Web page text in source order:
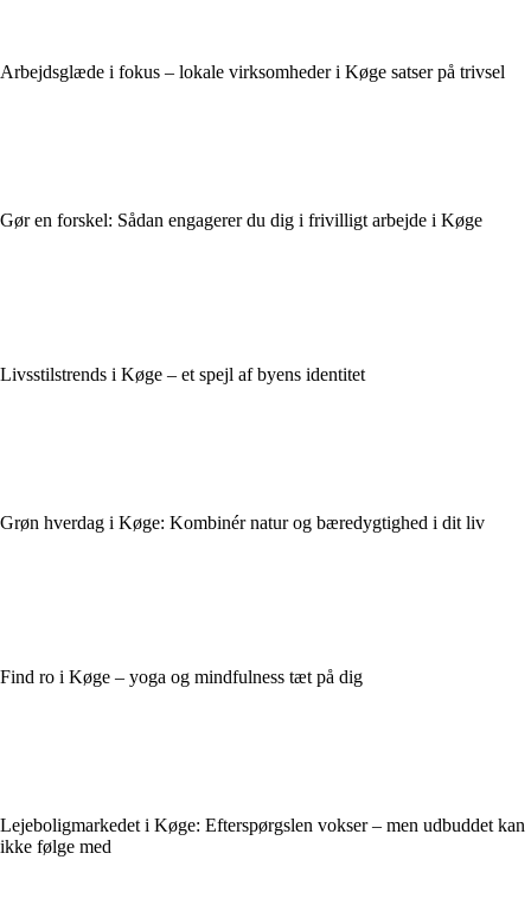
Arbejdsglæde i fokus – lokale virksomheder i Køge satser på trivsel
Gør en forskel: Sådan engagerer du dig i frivilligt arbejde i Køge
Livsstilstrends i Køge – et spejl af byens identitet
Grøn hverdag i Køge: Kombinér natur og bæredygtighed i dit liv
Find ro i Køge – yoga og mindfulness tæt på dig
Lejeboligmarkedet i Køge: Efterspørgslen vokser – men udbuddet kan
ikke følge med